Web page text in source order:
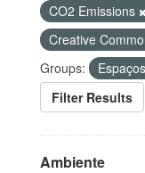
CO2 Emissions
Creative
Groups:
Filter Results
Ambiente